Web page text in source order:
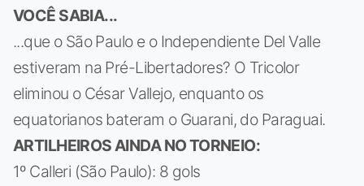
VOCÊ SABIA...
...que o São Paulo e o Independiente Del Valle
estiveram na Pré-Libertadores? O Tricolor
eliminou o César Vallejo, enquanto os
equatorianos bateram o Guarani, do Paraguai.
ARTILHEIROS AINDA NO TORNEIO:
1º Calleri (São Paulo): 8 gols